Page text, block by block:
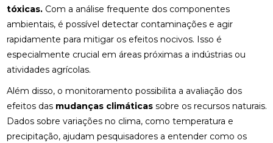
tóxicas.Com a análise frequente dos componentes
ambientais, é possível detectar contaminações e agir
rapidamente para mitigar os efeitos nocivos. Isso é
especialmente crucial em áreas próximas a indústrias ou
atividades agrícolas.
Além disso, o monitoramento possibilita a avaliação dos
efeitos das mudanças climáticassobre os recursos naturais.
Dados sobre variações no clima, como temperatura e
precipitação, ajudam pesquisadores a entender como os